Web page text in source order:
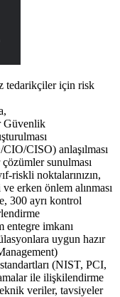
tedarikçiler için risk
Güvenlik
CISO) anlaşılması
sunulması
riskli noktalarınızın,
erken önlem alınması
300 ayrı kontrol
imkanı
uygun hazır
(NIST, PCI,
ile ilişkilendirme
veriler, tavsiyeler